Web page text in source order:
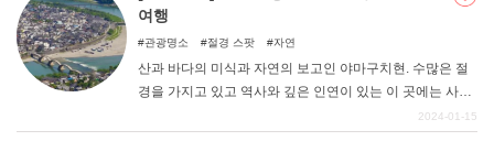
광객에게 사랑받으며 오랫동안 사랑받고 있는 가게 4곳을
엄선하여 소개합니다. SNS에서도 어딘가에 여행을 가면
여행
관광명소 절경 스팟 자연
산과 바다의 미식과 자연의 보고인 야마구치현. 수많은 절
경을 가지고 있고 역사와 깊은 인연이 있는 이 곳에는 사실
SNS에서 사진 찍기 좋은 포토제닉한 장소가 많이 있다. 이
2024-01-15